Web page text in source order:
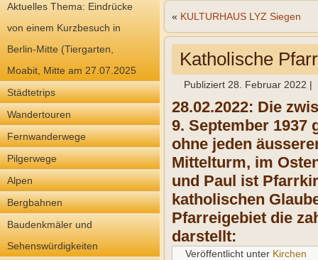
Aktuelles Thema: Eindrücke
von einem Kurzbesuch in
Berlin-Mitte (Tiergarten,
Moabit, Mitte am 27.07.2025
Städtetrips
Wandertouren
Fernwanderwege
Pilgerwege
Alpen
Bergbahnen
Baudenkmäler und
Sehenswürdigkeiten
« KULTURHAUS LYZ Siegen
Katholische
Publiziert 28. Februar 2022 |
28.02.2022: Die
9. September 1937
ohne jeden
Mittelturm, im
und Paul ist
katholischen
Pfarreigebiet die
darstellt:
Veröffentlicht unter Kirchen